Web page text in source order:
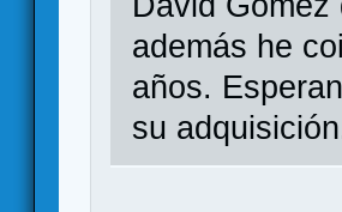
además he
años.
su